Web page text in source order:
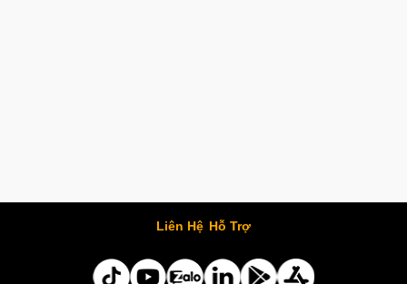
Liên Hệ Hỗ Trợ